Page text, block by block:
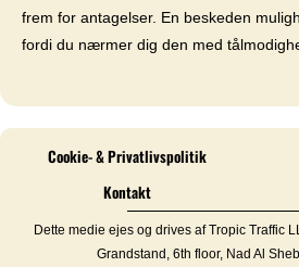
frem for antagelser. En beskeden
fordi du nærmer dig den med
Cookie- & Privatlivspolitik
Kontakt
Dette medie ejes og drives af Tropic Traffic
Grandstand, 6th floor, Nad Al